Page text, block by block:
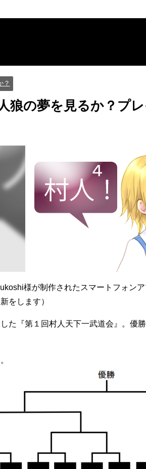
？
狼の夢を見るか？プ
様が制作されたスマートフォン
をします）
た『第１回村人天下一武道会』。優